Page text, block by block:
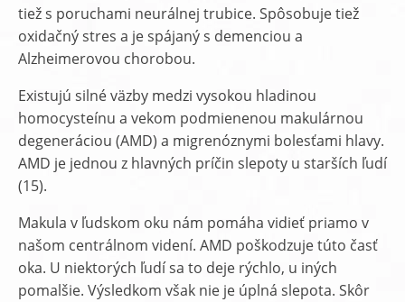
tiež s poruchami neurálnej trubice. Spôsobuje tiež
oxidačný stres a je spájaný s demenciou a
Alzheimerovou chorobou.
Existujú silné väzby medzi vysokou hladinou
homocysteínu a vekom podmienenou makulárnou
degeneráciou (AMD) a migrenóznymi bolesťami hlavy.
AMD je jednou z hlavných príčin slepoty u starších ľudí
(15).
Makula v ľudskom oku nám pomáha vidieť priamo v
našom centrálnom videní. AMD poškodzuje túto časť
oka. U niektorých ľudí sa to deje rýchlo, u iných
pomalšie. Výsledkom však nie je úplná slepota. Skôr